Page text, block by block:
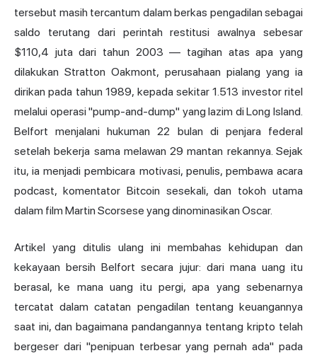
tersebut masih tercantum dalam berkas pengadilan sebagai
saldo terutang dari perintah restitusi awalnya sebesar
$110,4 juta dari tahun 2003 — tagihan atas apa yang
dilakukan Stratton Oakmont, perusahaan pialang yang ia
dirikan pada tahun 1989, kepada sekitar 1.513 investor ritel
melalui operasi "pump-and-dump" yang lazim di Long Island.
Belfort menjalani hukuman 22 bulan di penjara federal
setelah bekerja sama melawan 29 mantan rekannya. Sejak
itu, ia menjadi pembicara motivasi, penulis, pembawa acara
podcast, komentator Bitcoin sesekali, dan tokoh utama
dalam film Martin Scorsese yang dinominasikan Oscar.
Artikel yang ditulis ulang ini membahas kehidupan dan
kekayaan bersih Belfort secara jujur: dari mana uang itu
berasal, ke mana uang itu pergi, apa yang sebenarnya
tercatat dalam catatan pengadilan tentang keuangannya
saat ini, dan bagaimana pandangannya tentang kripto telah
bergeser dari "penipuan terbesar yang pernah ada" pada